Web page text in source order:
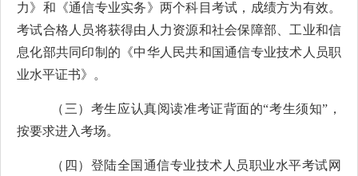
力》 和 《通信专业实务》两个科目考试，成绩方为有效。
考试合格人员将获得由人力资源和社会保障部、工业和信
息化部共同印制的《中华人民共和国通信专业技术人员职
业水平证书》。
（三）考生应认真阅读准考证背面的“考生须知” ，
按要求进入考场。
（四）登陆全国通信专业技术人员职业水平考试网